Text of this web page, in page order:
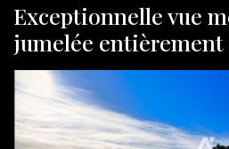
Exceptionnelle vue
jumelée entièrement